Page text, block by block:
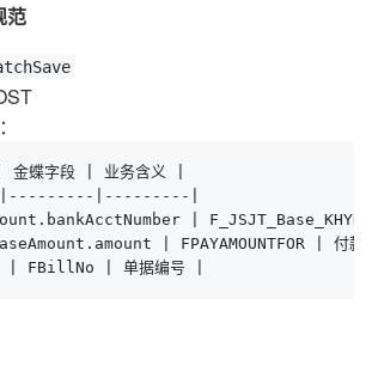
范
金蝶字段 | 业务含义 |
|---------|
|
| FPAYAMOUNTFOR | 付
| FBillNo | 单据编号 |